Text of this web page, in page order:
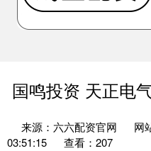
国鸣投资 天正电
来源：六六配资官网 网
03:51:15
查看：207